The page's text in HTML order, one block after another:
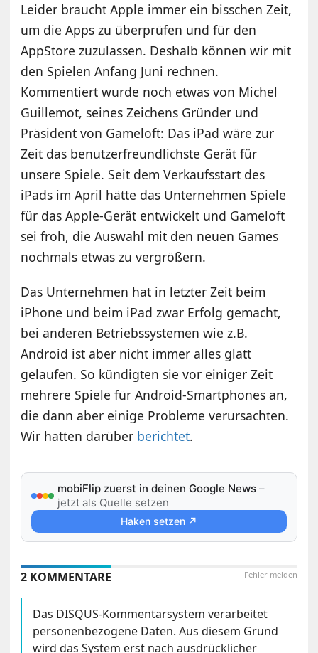
Leider braucht Apple immer ein bisschen Zeit,
um die Apps zu überprüfen und für den
AppStore zuzulassen. Deshalb können wir mit
den Spielen Anfang Juni rechnen.
Kommentiert wurde noch etwas von Michel
Guillemot, seines Zeichens Gründer und
Präsident von Gameloft: Das iPad wäre zur
Zeit das benutzerfreundlichste Gerät für
unsere Spiele. Seit dem Verkaufsstart des
iPads im April hätte das Unternehmen Spiele
für das Apple-Gerät entwickelt und Gameloft
sei froh, die Auswahl mit den neuen Games
nochmals etwas zu vergrößern.
Das Unternehmen hat in letzter Zeit beim
iPhone und beim iPad zwar Erfolg gemacht,
bei anderen Betriebssystemen wie z.B.
Android ist aber nicht immer alles glatt
gelaufen. So kündigten sie vor einiger Zeit
mehrere Spiele für Android-Smartphones an,
die dann aber einige Probleme verursachten.
Wir hatten darüber berichtet.
mobiFlip zuerst in deinen Google News –
jetzt als Quelle setzen
Haken setzen ↗
Fehler melden
2 KOMMENTARE
Das DISQUS-Kommentarsystem verarbeitet
personenbezogene Daten. Aus diesem Grund
wird das System erst nach ausdrücklicher